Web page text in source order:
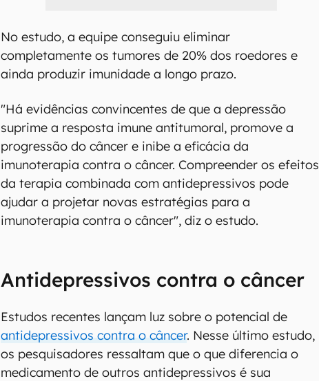
No estudo, a equipe conseguiu eliminar
completamente os tumores de 20% dos roedores e
ainda produzir imunidade a longo prazo.
"Há evidências convincentes de que a depressão
suprime a resposta imune antitumoral, promove a
progressão do câncer e inibe a eficácia da
imunoterapia contra o câncer. Compreender os efeitos
da terapia combinada com antidepressivos pode
ajudar a projetar novas estratégias para a
imunoterapia contra o câncer", diz o estudo.
Antidepressivos contra o câncer
Estudos recentes lançam luz sobre o potencial de
antidepressivos contra o câncer. Nesse último estudo,
os pesquisadores ressaltam que o que diferencia o
medicamento de outros antidepressivos é sua